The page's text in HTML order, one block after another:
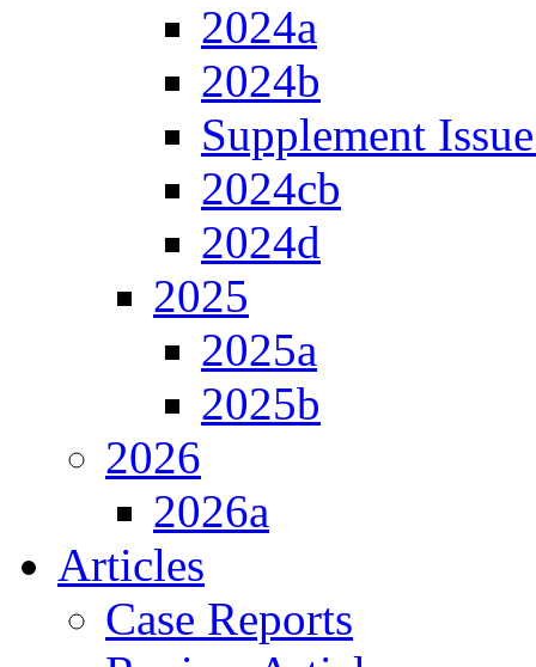
2024a
2024b
Supplement
2024cb
2024d
2025
2025a
2025b
2026
2026a
Articles
Case Reports